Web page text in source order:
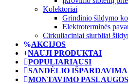
Kolektoriai
Grindinio šildymo
Elektroterminės
Cirkuliaciniai siurbliai
AKCIJOS
NAUJI PRODUKTAI
POPULIARIAUSI
SANDĖLIO
MONTAVIMO PASLAUGOS